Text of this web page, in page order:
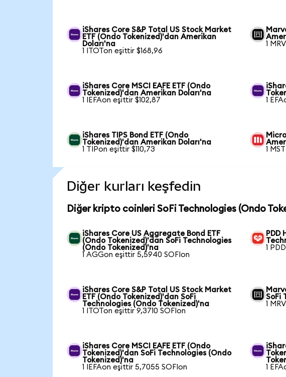
iShares Core S&P Total US Stock Market
ETF (Ondo Tokenized)'dan Amerikan
Doları'na
1 ITOTon eşittir $168,96
1
iShares Core MSCI EAFE ETF (Ondo
Tokenized)'dan Amerikan Doları'na
1 IEFAon eşittir $102,87
1
iShares TIPS Bond ETF (Ondo
Tokenized)'dan Amerikan Doları'na
1 TIPon eşittir $110,73
1
Diğer kurları keşfedin
Diğer kripto coinleri SoFi Technologies (Ondo
iShares Core US Aggregate Bond ETF
(Ondo Tokenized)'dan SoFi Technologies
(Ondo Tokenized)'na
1 AGGon eşittir 5,5940 SOFIon
PDD
1
iShares Core S&P Total US Stock Market
ETF (Ondo Tokenized)'dan SoFi
Technologies (Ondo Tokenized)'na
1 ITOTon eşittir 9,3710 SOFIon
SoFi
1
iShares Core MSCI EAFE ETF (Ondo
Tokenized)'dan SoFi Technologies (Ondo
Tokenized)'na
1 IEFAon eşittir 5,7055 SOFIon
1